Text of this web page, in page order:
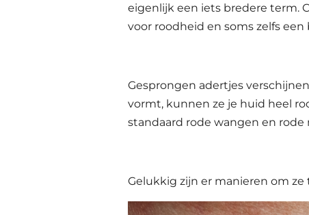
eigenlijk een iets bredere term.
voor roodheid en soms zelfs
Gesprongen adertjes
vormt, kunnen ze je huid heel
standaard rode wangen en rode
Gelukkig zijn er manieren om